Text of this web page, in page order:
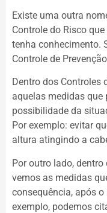
Existe uma outra
Controle do Risco
tenha conhecimento.
Controle de
Dentro dos Controles
aquelas medidas que
possibilidade da
Por exemplo: evitar
altura atingindo a
Por outro lado, dentro
vemos as medidas
consequência, após
exemplo, podemos